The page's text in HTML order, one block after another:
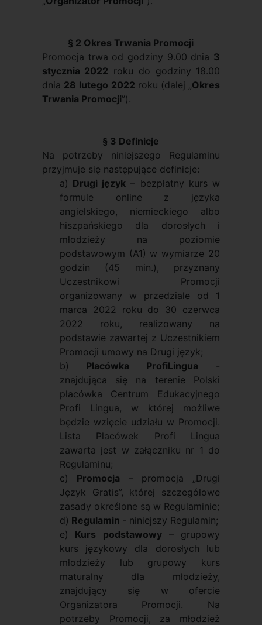
§ 2 Okres Trwania Promocji
Promocja trwa od godziny 9.00 dnia 3
stycznia 2022 roku do godziny 18.00
dnia 28 lutego 2022 roku (dalej „Okres
Trwania Promocji”).
§ 3 Definicje
Na potrzeby niniejszego Regulaminu
przyjmuje się następujące definicje:
a) Drugi język – bezpłatny kurs w
formule online z języka
angielskiego, niemieckiego albo
hiszpańskiego dla dorosłych i
młodzieży na poziomie
podstawowym (A1) w wymiarze 20
godzin (45 min.), przyznany
Uczestnikowi Promocji
organizowany w przedziale od 1
marca 2022 roku do 30 czerwca
2022 roku, realizowany na
podstawie zawartej z Uczestnikiem
Promocji umowy na Drugi język;
b) Placówka ProfiLingua -
znajdująca się na terenie Polski
placówka Centrum Edukacyjnego
Profi Lingua, w której możliwe
będzie wzięcie udziału w Promocji.
Lista Placówek Profi Lingua
zawarta jest w załączniku nr 1 do
Regulaminu;
c) Promocja – promocja „Drugi
Język Gratis”, której szczegółowe
zasady określone są w Regulaminie;
d) Regulamin - niniejszy Regulamin;
e) Kurs podstawowy – grupowy
kurs językowy dla dorosłych lub
młodzieży lub grupowy kurs
maturalny dla młodzieży,
znajdujący się w ofercie
Organizatora Promocji. Na
potrzeby Promocji, za młodzież